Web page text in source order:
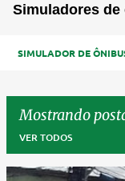
Simuladores
SIMULADOR DE
Mostrando
VER TODOS